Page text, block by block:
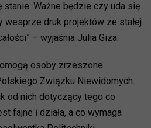
Ważne będzie czy uda się
wesprze druk projektów ze stałej
– wyjaśnia Julia Giza.
osoby zrzeszone
Związku Niewidomych.
od nich dotyczący tego co
fajne i działa, a co wymaga